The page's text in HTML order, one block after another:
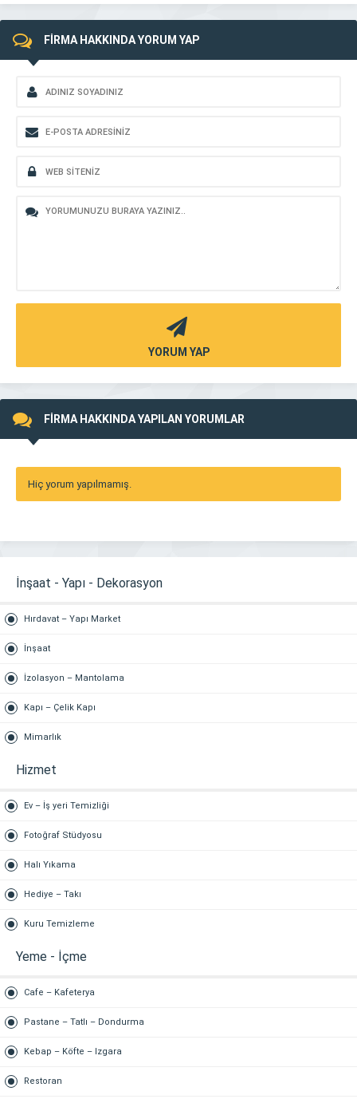
FİRMA HAKKINDA YORUM YAP
YORUM YAP
FİRMA HAKKINDA YAPILAN YORUMLAR
Hiç yorum yapılmamış.
İnşaat - Yapı - Dekorasyon
Hırdavat – Yapı Market
İnşaat
İzolasyon – Mantolama
Kapı – Çelik Kapı
Mimarlık
Hizmet
Ev – İş yeri Temizliği
Fotoğraf Stüdyosu
Halı Yıkama
Hediye – Takı
Kuru Temizleme
Yeme - İçme
Cafe – Kafeterya
Pastane – Tatlı – Dondurma
Kebap – Köfte – Izgara
Restoran